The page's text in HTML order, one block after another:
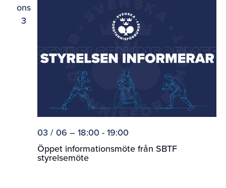
ons
3
Öppet informationsmöte från SBTF
styrelsemöte
03 / 06 – 18:00- 19:00